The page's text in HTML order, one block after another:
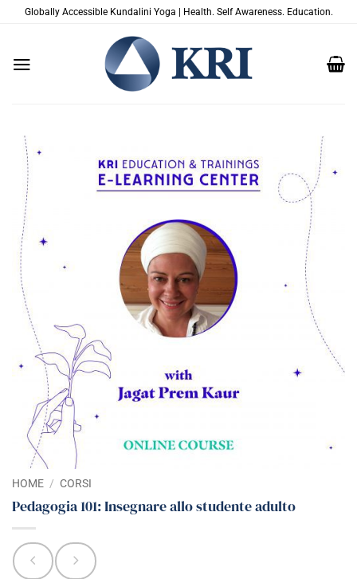
SaltaGlobally Accessible Kundalini Yoga | Health. Self Awareness. Education.
HOME / CORSI
Pedagogia 101: Insegnare allo studente adulto